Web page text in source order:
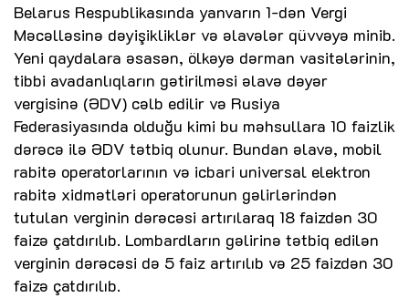
Belarus Respublikasında yanvarın 1-dən Vergi
Məcəlləsinə dəyişikliklər və əlavələr qüvvəyə minib.
Yeni qaydalara əsasən, ölkəyə dərman vasitələrinin,
tibbi avadanlıqların gətirilməsi əlavə dəyər
vergisinə (ƏDV) cəlb edilir və Rusiya
Federasiyasında olduğu kimi bu məhsullara 10 faizlik
dərəcə ilə ƏDV tətbiq olunur. Bundan əlavə, mobil
rabitə operatorlarının və icbari universal elektron
rabitə xidmətləri operatorunun gəlirlərindən
tutulan verginin dərəcəsi artırılaraq 18 faizdən 30
faizə çatdırılıb. Lombardların gəlirinə tətbiq edilən
verginin dərəcəsi də 5 faiz artırılıb və 25 faizdən 30
faizə çatdırılıb.